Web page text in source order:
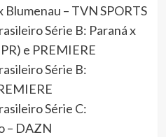
– TVN SPORTS
Série B: Paraná x
e PREMIERE
Série B:
Série C:
– DAZN